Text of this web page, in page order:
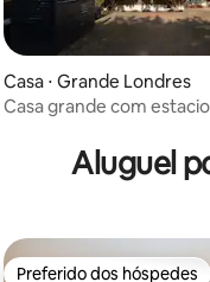
média de 5, 45
Casa ⋅ Grande Londres
Casa grande com estacionamento
Aluguel
Preferido dos hóspedes